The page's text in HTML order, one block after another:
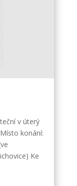
v úterý
konání:
Ke